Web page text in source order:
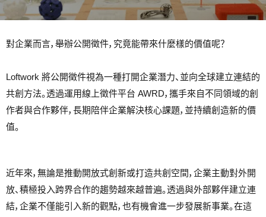
對企業而言，舉辦公開徵件，究竟能帶來什麼樣的價值呢？
Loftwork 將公開徵件視為一種打開企業潛力、並向全球建立連結的
共創方法。透過運用線上徵件平台 AWRD，攜手來自不同領域的創
作者與合作夥伴，長期陪伴企業解決核心課題，並持續創造新的價
值。
近年來，無論是推動開放式創新或打造共創空間，企業主動對外開
放、積極投入跨界合作的趨勢越來越普遍。透過與外部夥伴建立連
結，企業不僅能引入新的觀點，也有機會進一步發展新事業。在這